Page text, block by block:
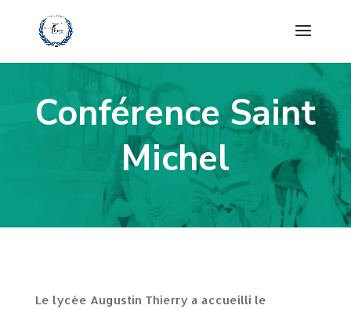
Conférence Saint
Michel
Le lycée Augustin Thierry a accueilli le